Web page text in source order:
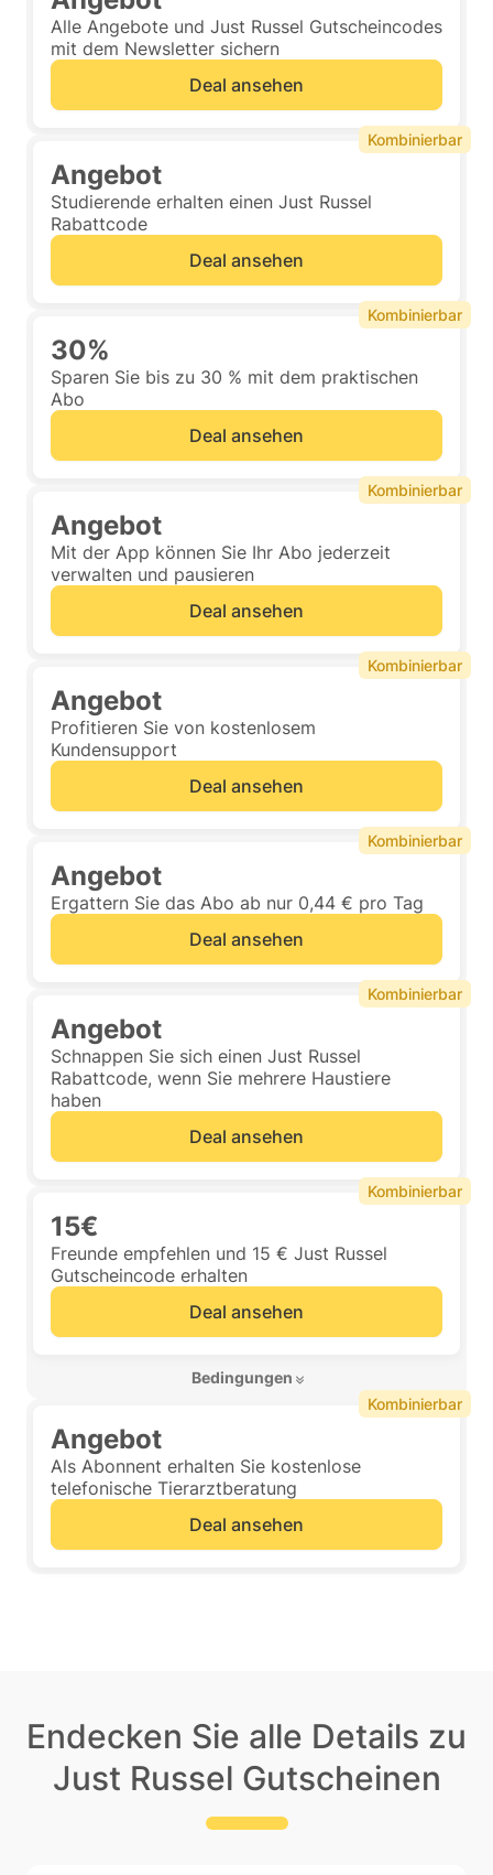
Alle Angebote und Just Russel Gutscheincodes
mit dem Newsletter sichern
Deal ansehen
Angebot
Studierende erhalten einen Just Russel
Rabattcode
Deal ansehen
Kombinierbar
30%
Sparen Sie bis zu 30 % mit dem praktischen
Abo
Deal ansehen
Kombinierbar
Angebot
Mit der App können Sie Ihr Abo jederzeit
verwalten und pausieren
Deal ansehen
Kombinierbar
Angebot
Profitieren Sie von kostenlosem
Kundensupport
Deal ansehen
Kombinierbar
Angebot
Ergattern Sie das Abo ab nur 0,44 € pro Tag
Deal ansehen
Kombinierbar
Angebot
Schnappen Sie sich einen Just Russel
Rabattcode, wenn Sie mehrere Haustiere
haben
Deal ansehen
Kombinierbar
15€
Freunde empfehlen und 15 € Just Russel
Gutscheincode erhalten
Deal ansehen
Bedingungen
Kombinierbar
Angebot
Als Abonnent erhalten Sie kostenlose
telefonische Tierarztberatung
Deal ansehen
Kombinierbar
Endecken Sie alle Details zu
Just Russel Gutscheinen